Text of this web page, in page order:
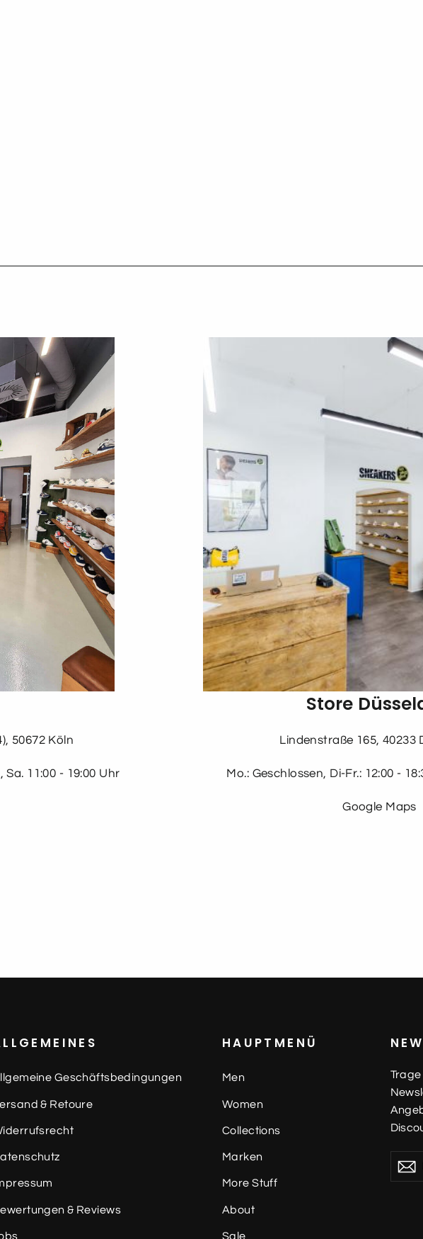
50672 Köln
Sa. 11:00 - 19:00 Uhr
Store
Lindenstraße 165, 40233
Mo.: Geschlossen, Di-Fr.: 12:00 -
Google Maps
Geschäftsbedingungen
& Retoure
& Reviews
HAUPTMENÜ
Men
Women
Collections
Marken
More Stuff
About
Sale
Trage
Melden
Sie